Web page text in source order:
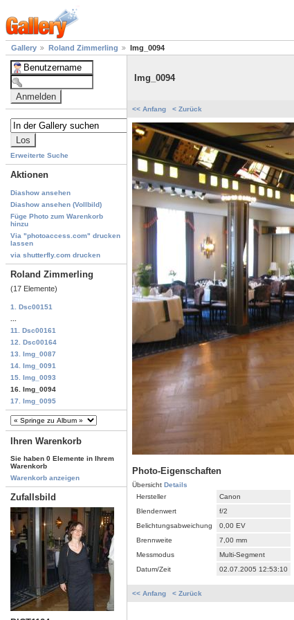
Gallery Roland Zimmerling Img_0094
Erweiterte Suche
Aktionen
Diashow ansehen
Diashow ansehen (Vollbild)
Füge Photo zum Warenkorb
hinzu
Via "photoaccess.com" drucken
lassen
via shutterfly.com drucken
Roland Zimmerling
(17 Elemente)
1. Dsc00151
11. Dsc00161
12. Dsc00164
13. Img_0087
14. Img_0091
15. Img_0093
16. Img_0094
17. Img_0095
Ihren Warenkorb
Sie haben 0 Elemente in Ihrem
Warenkorb
Warenkorb anzeigen
Zufallsbild
Img_0094
<< Anfang < Zurück
Photo-Eigenschaften
Übersicht Details
Hersteller
Canon
Blendenwert
f/2
Belichtungsabweichung
0,00 EV
Brennweite
7,00 mm
Messmodus
Multi-Segment
Datum/Zeit
02.07.2005 12:53:10
<< Anfang < Zurück